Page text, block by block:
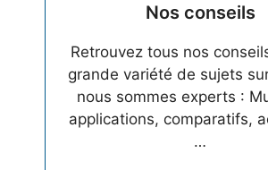
Nos conseils
Retrouvez tous nos
grande variété de sujets
nous sommes experts :
applications, comparatifs,
…